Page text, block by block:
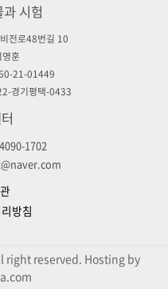
시험
전로48번길 10
훈
21-01449
경기평택-0433
1702
방침
right reserved. Hosting by